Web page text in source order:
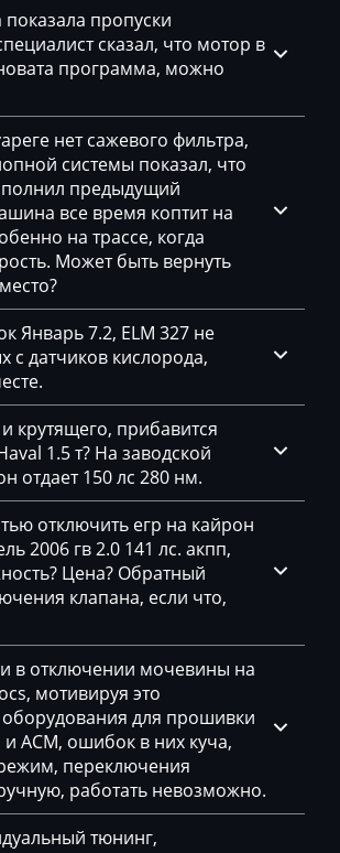
показала пропуски
сказал, что мотор в
программа, можно
нет сажевого фильтра,
системы показал, что
предыдущий
все время коптит на
на трассе, когда
Может быть вернуть
Январь 7.2, ELM 327 не
с датчиков кислорода,
крутящего, прибавится
1.5 т? На заводской
отдает 150 лс 280 нм.
отключить егр на кайрон
2006 гв 2.0 141 лс. акпп,
Цена? Обратный
клапана, если что,
в отключении мочевины на
мотивируя это
оборудования для прошивки
и ACM, ошибок в них куча,
переключения
работать невозможно.
тюнинг,